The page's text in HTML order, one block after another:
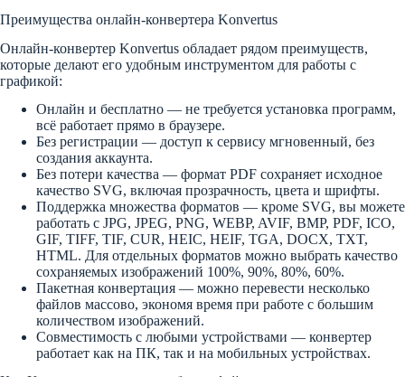
Преимущества онлайн-конвертера Konvertus
Онлайн-конвертер Konvertus обладает рядом преимуществ,
которые делают его удобным инструментом для работы с
графикой:
Онлайн и бесплатно — не требуется установка программ,
всё работает прямо в браузере.
Без регистрации — доступ к сервису мгновенный, без
создания аккаунта.
Без потери качества — формат PDF сохраняет исходное
качество SVG, включая прозрачность, цвета и шрифты.
Поддержка множества форматов — кроме SVG, вы можете
работать с JPG, JPEG, PNG, WEBP, AVIF, BMP, PDF, ICO,
GIF, TIFF, TIF, CUR, HEIC, HEIF, TGA, DOCX, TXT,
HTML. Для отдельных форматов можно выбрать качество
сохраняемых изображений 100%, 90%, 80%, 60%.
Пакетная конвертация — можно перевести несколько
файлов массово, экономя время при работе с большим
количеством изображений.
Совместимость с любыми устройствами — конвертер
работает как на ПК, так и на мобильных устройствах.